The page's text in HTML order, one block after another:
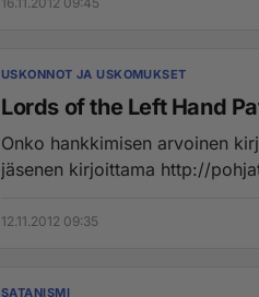
USKONNOT JA USKOMUKSET
Lords of the Left Hand
Onko hankkimisen arvoinen
jäsenen kirjoittama http://
12.11.2012 09:35
SATANISMI